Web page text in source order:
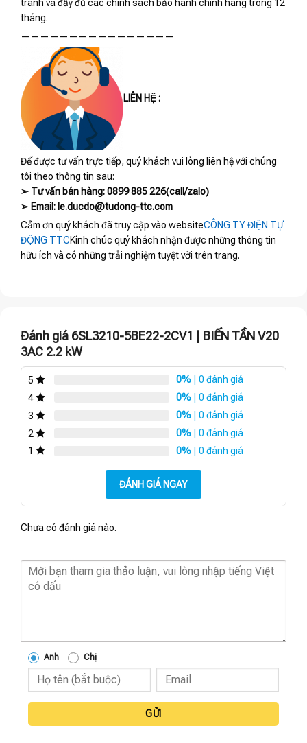
tranh và đầy đủ các chính sách bảo hành chính hãng trong 12
tháng.
————————————————
LIÊN HỆ :
Để được tư vấn trực tiếp, quý khách vui lòng liên hệ với chúng
tôi theo thông tin sau:
➢ Tư vấn bán hàng: 0899 885 226(call/zalo)
➢ Email: le.ducdo@tudong-ttc.com
Cảm ơn quý khách đã truy cập vào websiteCÔNG TY ĐIỆN TỰ
ĐỘNG TTCKính chúc quý khách nhận được những thông tin
hữu ích và có những trải nghiệm tuyệt vời trên trang.
Đánh giá 6SL3210-5BE22-2CV1 | BIẾN TẦN V20
3AC 2.2 kW
5 0% | 0 đánh giá
4
0% | 0 đánh giá
3
0% | 0 đánh giá
2
0% | 0 đánh giá
1
0% | 0 đánh giá
ĐÁNH GIÁ NGAY
Chưa có đánh giá nào.
Anh Chị
GỬI